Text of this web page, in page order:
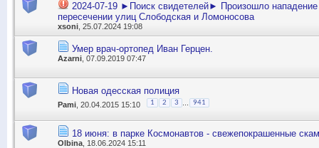
2024-07-19 ►Поиск свидетелей► Произошло
пересечении улиц Слободская и Ломоносова
xsoni , 25.07.2024 19:08
Умер врач-ортопед Иван Герцен.
Azarni , 07.09.2019 07:47
Новая одесская полиция
Pami , 20.04.2015 15:10 1 2 3 941
18 июня: в парке Космонавтов - свежепокрашенные
Olbina , 18.06.2024 15:11